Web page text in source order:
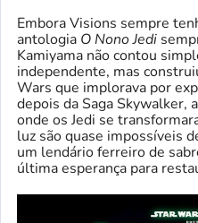
Embora Visions sempre
antologia O Nono Jedi
Kamiyama não contou
independente, mas
Wars que implorava por
depois da Saga Skywalker,
onde os Jedi se
luz são quase impossíveis
um lendário ferreiro de
última esperança para